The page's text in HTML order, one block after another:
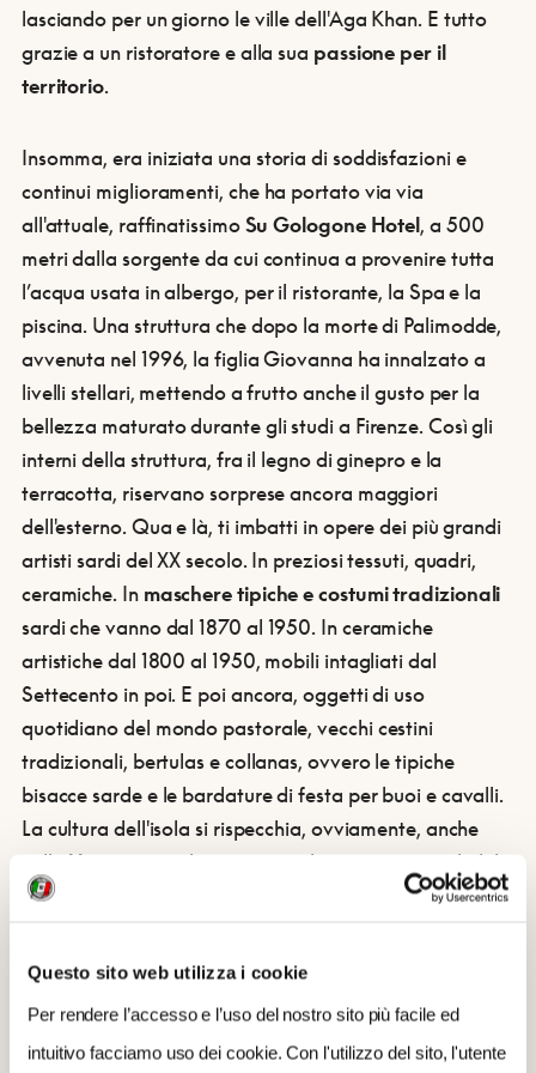
Questo sito web utilizza i cookie
Per rendere l’accesso e l’uso del nostro sito più facile ed
intuitivo facciamo uso dei cookie. Con l'utilizzo del sito, l'utente
lasciando per un giorno le ville dell'Aga Khan. E tutto
grazie a un ristoratore e alla sua passione per il
territorio.
Insomma, era iniziata una storia di soddisfazioni e
continui miglioramenti, che ha portato via via
all'attuale, raffinatissimoSu Gologone Hotel, a 500
metri dalla sorgente da cui continua a provenire tutta
l’acqua usata in albergo, per il ristorante, la Spa e la
piscina. Una struttura che dopo la morte di Palimodde,
avvenuta nel 1996, la figlia Giovanna ha innalzato a
livelli stellari, mettendo a frutto anche il gusto per la
bellezza maturato durante gli studi a Firenze. Così gli
interni della struttura, fra il legno di ginepro e la
terracotta, riservano sorprese ancora maggiori
dell'esterno. Qua e là, ti imbatti in opere dei più grandi
artisti sardi del XX secolo. In preziosi tessuti, quadri,
ceramiche. In maschere tipiche e costumi tradizionali
sardi che vanno dal 1870 al 1950. In ceramiche
artistiche dal 1800 al 1950, mobili intagliati dal
Settecento in poi. E poi ancora, oggetti di uso
quotidiano del mondo pastorale, vecchi cestini
tradizionali, bertulas e collanas, ovvero le tipiche
bisacce sarde e le bardature di festa per buoi e cavalli.
La cultura dell'isola si rispecchia, ovviamente, anche
nellalibreria, arredata con antichi cestini e utensili del
territorio, e dove sono raccolti tanti
libri dedicati
geografia, alla tradizione e alla cucina della
verebotteghe d’arte , laboratori di design, ceramica,
pittura e ricamo dovetessitrici e artigiani